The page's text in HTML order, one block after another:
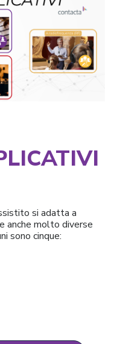
si adatta a
anche molto diverse
sono cinque: